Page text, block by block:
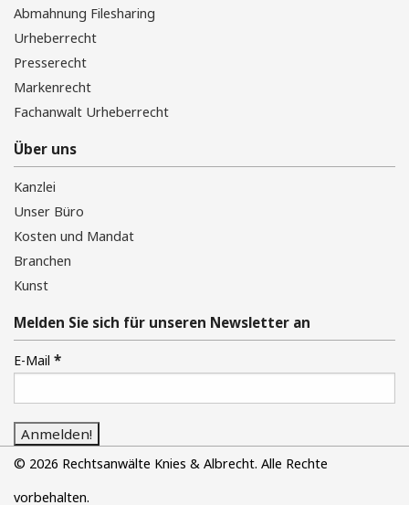
Abmahnung Filesharing
Urheberrecht
Presserecht
Markenrecht
Fachanwalt Urheberrecht
Über uns
Kanzlei
Unser Büro
Kosten und Mandat
Branchen
Kunst
Melden Sie sich für unseren Newsletter an
E-Mail *
© 2026 Rechtsanwälte Knies & Albrecht. Alle Rechte
vorbehalten.